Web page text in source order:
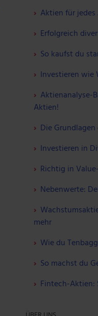
Aktien für
Erfolgreich
So kaufst du
Investieren wie
Aktienanalyse-
Aktien!
Die
Investieren in
Richtig in
Nebenwerte:
mehr
Wie du
So machst du
Fintech-Aktien: